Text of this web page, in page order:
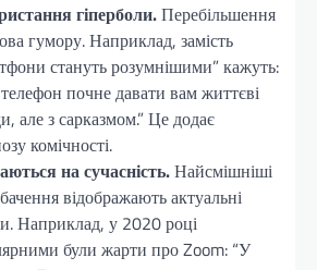
гіперболи.Перебільшення
гумору. Наприклад, замість
стануть розумнішими” кажуть:
почне давати вам життєві
але з сарказмом.” Це додає
комічності.
на сучасність.Найсмішніші
відображають актуальні
Наприклад, у 2020 році
були жарти про Zoom: “У